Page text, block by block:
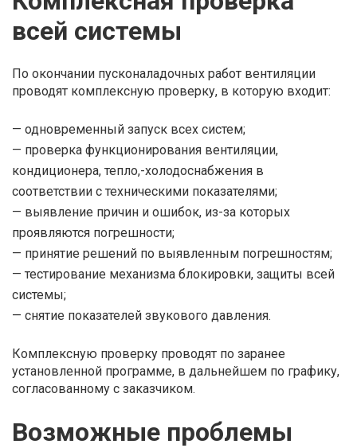
всей системы
По окончании пусконаладочных работ вентиляции
проводят комплексную проверку, в которую входит:
— одновременный запуск всех систем;
— проверка функционирования вентиляции,
кондиционера, тепло,-холодоснабжения в
соответствии с техническими показателями;
— выявление причин и ошибок, из-за которых
проявляются погрешности;
— принятие решений по выявленным погрешностям;
— тестирование механизма блокировки, защиты всей
системы;
— снятие показателей звукового давления.
Комплексную проверку проводят по заранее
установленной программе, в дальнейшем по графику,
согласованному с заказчиком.
Возможные проблемы